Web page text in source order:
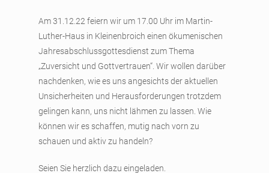
Am 31.12.22 feiern wir um 17.00 Uhr im Martin-
Luther-Haus in Kleinenbroich einen ökumenischen
Jahresabschlussgottesdienst zum Thema
„Zuversicht und Gottvertrauen“. Wir wollen darüber
nachdenken, wie es uns angesichts der aktuellen
Unsicherheiten und Herausforderungen trotzdem
gelingen kann, uns nicht lähmen zu lassen. Wie
können wir es schaffen, mutig nach vorn zu
schauen und aktiv zu handeln?
Seien Sie herzlich dazu eingeladen.